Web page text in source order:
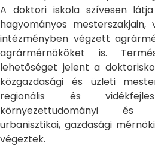
A doktori iskola szívesen
hagyományos
intézményben végzett
agrármérnököket is.
lehetőséget jelent a
közgazdasági és üzleti
regionális és
környezettudományi és
urbanisztikai, gazdasági
végeztek.